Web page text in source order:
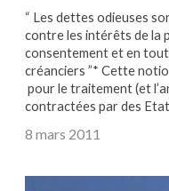
“ Les dettes odieuses
contre les intérêts de la
consentement et en
créanciers ”* Cette
pour le traitement (et
contractées par des
8 mars 2011